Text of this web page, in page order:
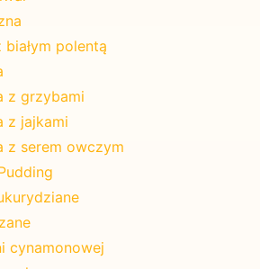
polentą
z grzybami
z jajkami
z serem owczym
cynamonowej